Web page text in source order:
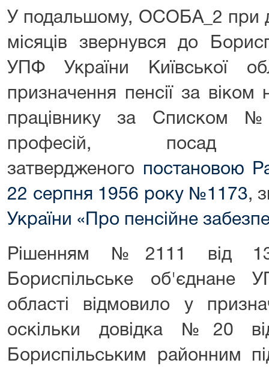
У подальшому, ОСОБА_2 при
місяців звернувся до
УПФ України Київської
призначення пенсії за віком
працівнику за Списком
професій, посад
затвердженого постановою
22 серпня 1956 року №1173,
України «Про пенсійне
Рішенням №2111 від
Бориспільське об'єднане
області відмовило у
оскільки довідка №20
Бориспільським районним